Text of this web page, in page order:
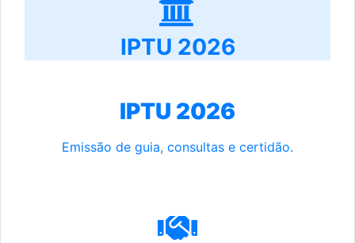
IPTU 2026
IPTU 2026
Emissão de guia, consultas e certidão.